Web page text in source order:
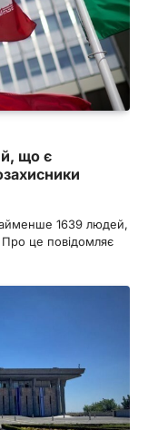
що є
1639 людей,
це повідомляє